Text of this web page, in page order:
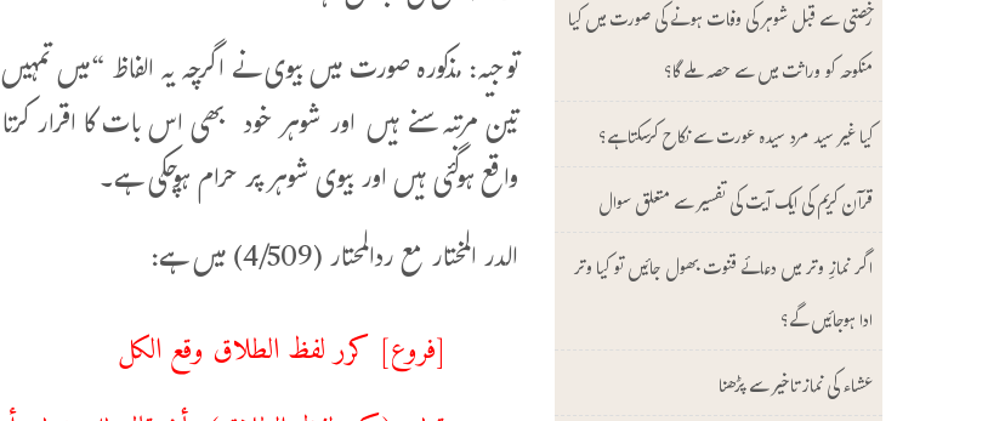
توجیہ: مذکورہ صورت میں بیوی نے اگرچہ یہ الفاظ “میں
تین مرتبہ سنے ہیں اور شوہر خود بھی اس بات کا اقرار
واقع ہوگئی ہیں اور بیوی شوہر پر حرام ہوچکی ہے۔
الدر المختار مع ردالمحتار (4/509) میں ہے:
[فروع] كرر لفظ الطلاق وقع الكل
رخصتی سے قبل شوہر کی وفات ہونے کی صورت میں کیا
منکوحہ کو وراثت میں سے حصہ ملے گا؟
کیا غیر سید مرد سیدہ عورت سے نکاح کرسکتا ہے؟
قرآن کریم کی ایک آیت کی تفسیر سے متعلق سوال
اگر نمازِ وتر میں دعائے قنوت بھول جائیں تو کیا وتر
ادا ہوجائیں گے؟
عشاء کی نماز تاخیر سے پڑھنا